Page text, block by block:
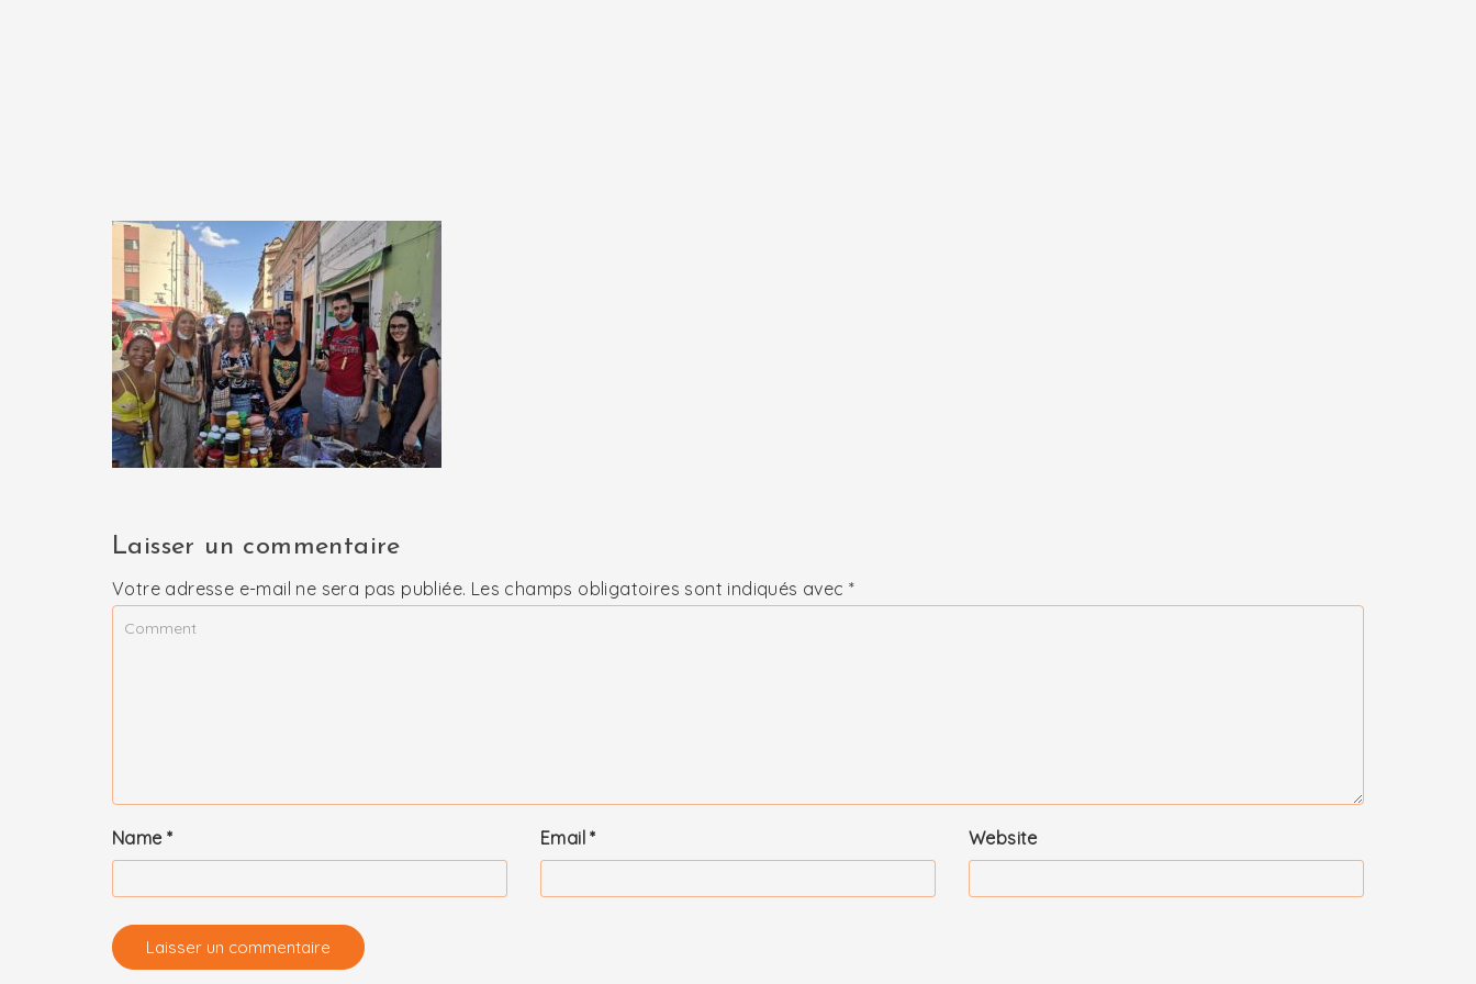
Laisser un commentaire
Votre adresse e-mail ne sera pas publiée. Les champs obligatoires sont indiqués avec*
Name * Email* Website